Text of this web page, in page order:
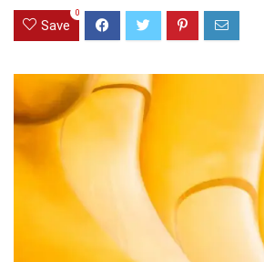
Save
0